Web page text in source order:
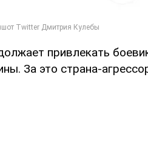
привлекать
За это страна-